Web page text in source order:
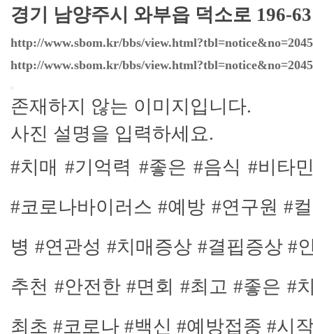
경기 남양주시 와부읍 덕소로 196-63
http://www.sbom.kr/bbs/view.html?tbl=notice&no=2045
http://www.sbom.kr/bbs/view.html?tbl=notice&no=2045
존재하지 않는 이미지입니다.
사진 설명을 입력하세요.
#치매 #기억력 #좋은 #음식 #비타
#코로나바이러스 #예방 #연구원 #
병 #연관성 #치매증상 #결핍증상 #
추천 #안전한 #면회 #최고 #좋은 #
최초 #코로나 #백신 #예방접종 #시